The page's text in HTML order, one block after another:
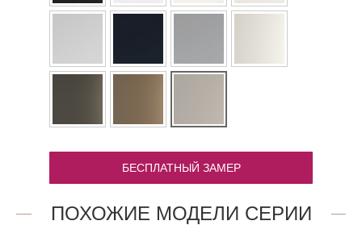
БЕСПЛАТНЫЙ ЗАМЕР
ПОХОЖИЕ МОДЕЛИ СЕРИИ